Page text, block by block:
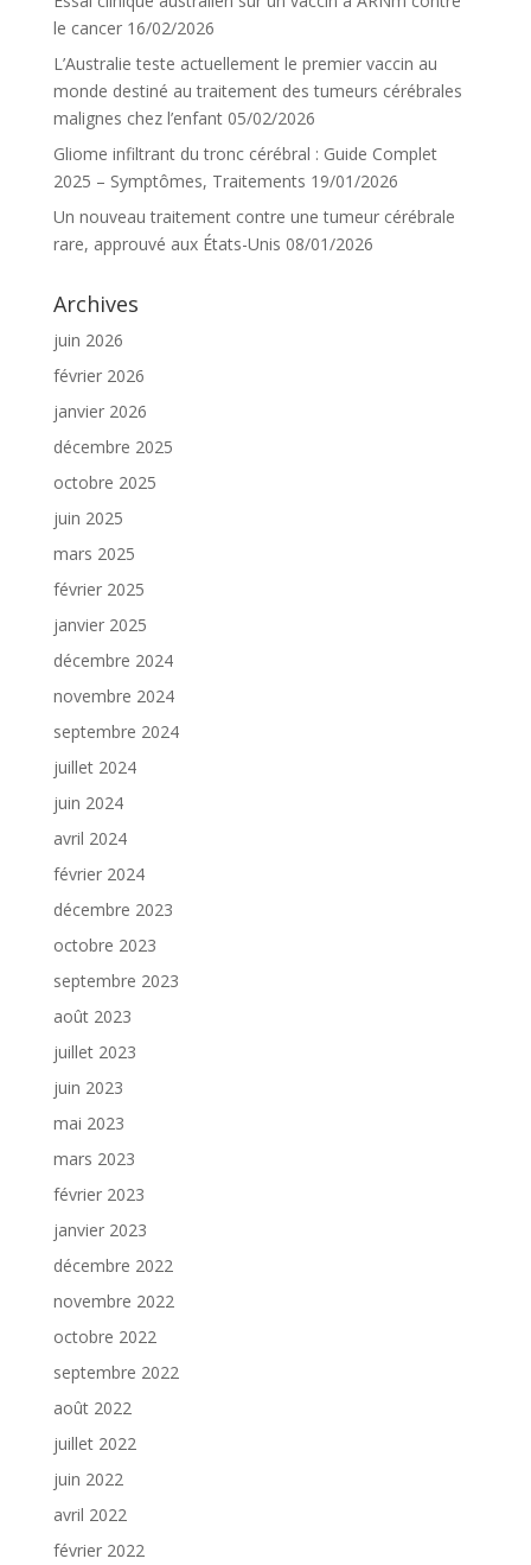
le cancer 16/02/2026
L’Australie teste actuellement le premier vaccin au
monde destiné au traitement des tumeurs cérébrales
malignes chez l’enfant 05/02/2026
Gliome infiltrant du tronc cérébral : Guide Complet
2025 – Symptômes, Traitements 19/01/2026
Un nouveau traitement contre une tumeur cérébrale
rare, approuvé aux États-Unis 08/01/2026
Archives
juin 2026
février 2026
janvier 2026
décembre 2025
octobre 2025
juin 2025
mars 2025
février 2025
janvier 2025
décembre 2024
novembre 2024
septembre 2024
juillet 2024
juin 2024
avril 2024
février 2024
décembre 2023
octobre 2023
septembre 2023
août 2023
juillet 2023
juin 2023
mai 2023
mars 2023
février 2023
janvier 2023
décembre 2022
novembre 2022
octobre 2022
septembre 2022
août 2022
juillet 2022
juin 2022
avril 2022
février 2022